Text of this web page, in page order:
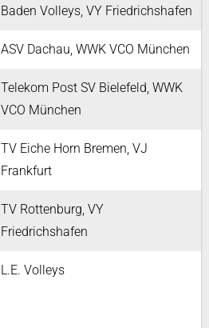
Baden Volleys, VY Friedrichshafen
ASV Dachau, WWK VCO München
Telekom Post SV Bielefeld, WWK
VCO München
TV Eiche Horn Bremen, VJ
Frankfurt
TV Rottenburg, VY
Friedrichshafen
L.E. Volleys